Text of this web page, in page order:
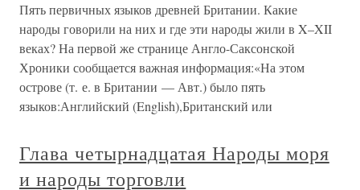
Пять первичных языков древней Британии. Какие
народы говорили на них и где эти народы жили в X–XII
веках? На первой же странице Англо-Саксонской
Хроники сообщается важная информация:«На этом
острове (т. е. в Британии — Авт.) было пять
языков:Английский (English),Британский или
Глава четырнадцатая Народы моря
и народы торговли